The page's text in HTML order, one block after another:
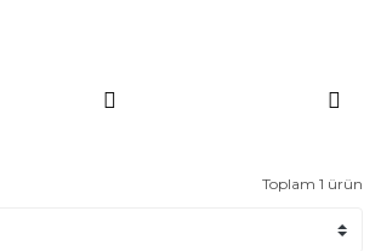
Toplam 1 ürün